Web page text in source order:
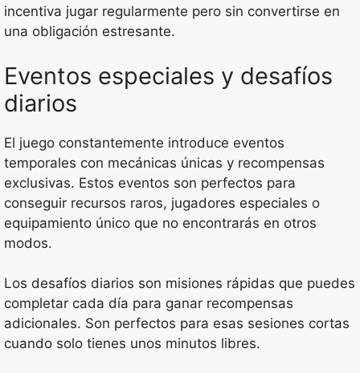
incentiva jugar regularmente pero sin convertirse en
una obligación estresante.
Eventos especiales y desafíos
diarios
El juego constantemente introduce eventos
temporales con mecánicas únicas y recompensas
exclusivas. Estos eventos son perfectos para
conseguir recursos raros, jugadores especiales o
equipamiento único que no encontrarás en otros
modos.
Los desafíos diarios son misiones rápidas que puedes
completar cada día para ganar recompensas
adicionales. Son perfectos para esas sesiones cortas
cuando solo tienes unos minutos libres.